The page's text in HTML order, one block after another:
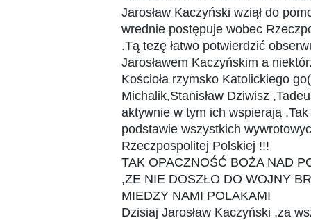
Jarosław Kaczyński wziął do
wrednie postępuje wobec
.Tą tezę łatwo potwierdzić
Jarosławem Kaczyńskim a
Kościoła rzymsko Katolickiego
Michalik,Stanisław Dziwisz
aktywnie w tym ich wspierają
podstawie wszystkich
Rzeczpospolitej Polskiej !!!
TAK OPACZNOŚĆ BOŻA NAD
,ZE NIE DOSZŁO DO WOJNY
MIEDZY NAMI POLAKAMI
Dzisiaj Jarosław Kaczyński ,za